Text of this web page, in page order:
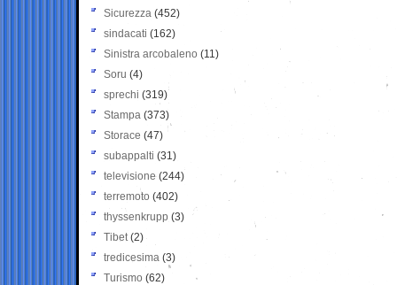
Sicurezza (452)
sindacati (162)
Sinistra arcobaleno (11)
Soru (4)
sprechi (319)
Stampa (373)
Storace (47)
subappalti (31)
televisione(244)
terremoto (402)
thyssenkrupp (3)
Tibet(2)
tredicesima (3)
Turismo (62)